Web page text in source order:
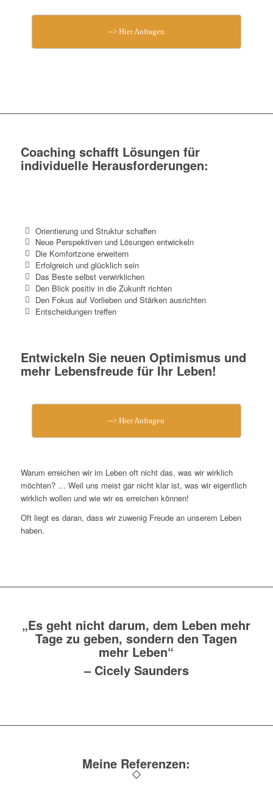
--> Hier Anfragen
Coaching schafft Lösungen für
individuelle Herausforderungen:
Orientierung und Struktur schaffen
Neue Perspektiven und Lösungen entwickeln
Die Komfortzone erweitern
Erfolgreich und glücklich sein
Das Beste selbst verwirklichen
Den Blick positiv in die Zukunft richten
Den Fokus auf Vorlieben und Stärken ausrichten
Entscheidungen treffen
Entwickeln Sie neuen Optimismus und
mehr Lebensfreude für Ihr Leben!
--> Hier Anfragen
Warum erreichen wir im Leben oft nicht das, was wir wirklich
möchten? … Weil uns meist gar nicht klar ist, was wir eigentlich
wirklich wollen und wie wir es erreichen können!
Oft liegt es daran, dass wir zuwenig Freude an unserem Leben
haben.
„Es geht nicht darum, dem Leben mehr
Tage zu geben, sondern den Tagen
mehr Leben“
–Cicely Saunders
Meine Referenzen: